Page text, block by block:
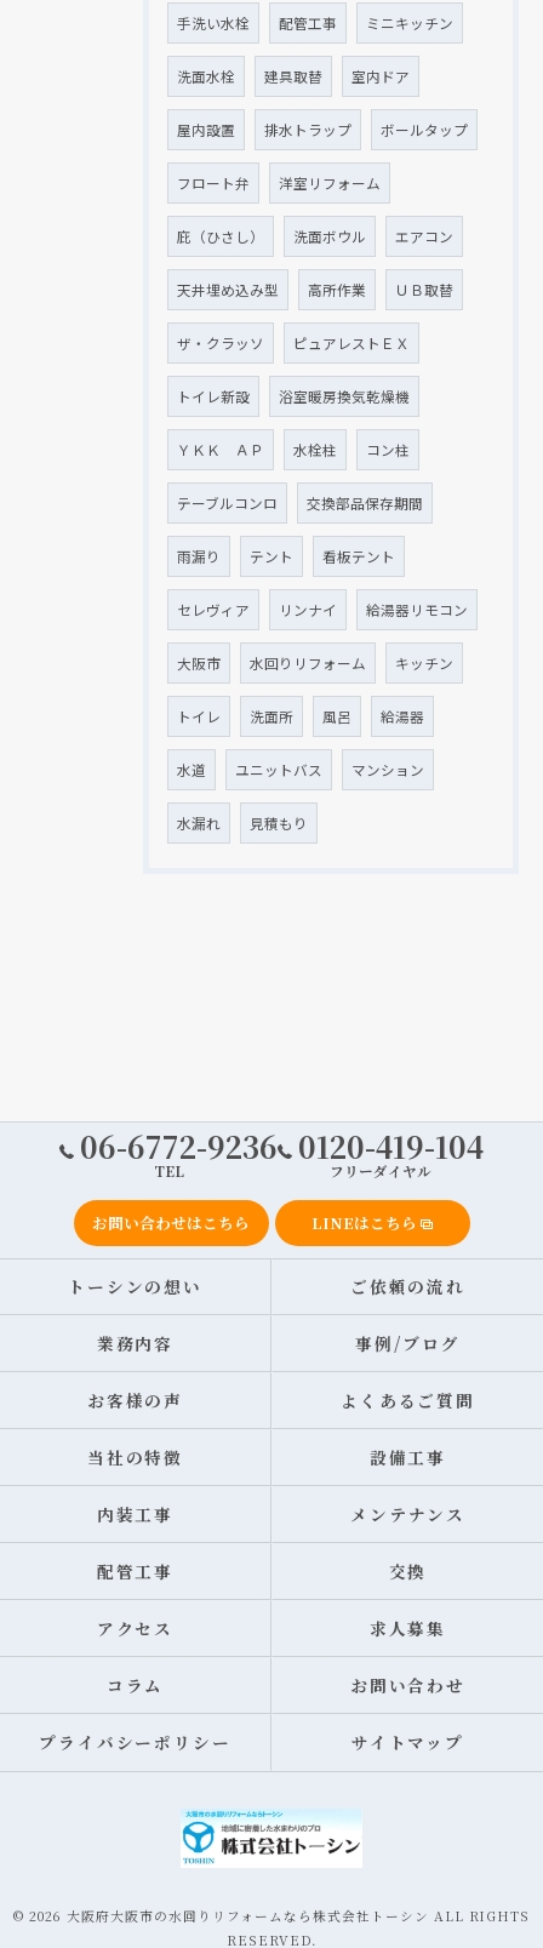
手洗い水栓 配管工事 ミニキッチン
洗面水栓 建具取替 室内ドア
屋内設置 排水トラップ ボールタップ
フロート弁 洋室リフォーム
庇（ひさし） 洗面ボウル エアコン
天井埋め込み型 高所作業 ＵＢ取替
ザ・クラッソ ピュアレストＥＸ
トイレ新設 浴室暖房換気乾燥機
ＹＫＫ ＡＰ 水栓柱 コン柱
テーブルコンロ 交換部品保存期間
雨漏り テント 看板テント
セレヴィア リンナイ 給湯器リモコン
大阪市 水回りリフォーム キッチン
トイレ 洗面所 風呂 給湯器
水道 ユニットバス マンション
水漏れ 見積もり
06-6772-9236
TEL
0120-419-104
フリーダイヤル
お問い合わせはこちら LINEはこちら
トーシンの想い ご依頼の流れ
業務内容 事例/ブログ
お客様の声 よくあるご質問
当社の特徴 設備工事
内装工事 メンテナンス
配管工事 交換
アクセス 求人募集
コラム お問い合わせ
プライバシーポリシー サイトマップ
© 2026 大阪府大阪市の水回りリフォームなら株式会社トーシン ALL RIGHTS
RESERVED.